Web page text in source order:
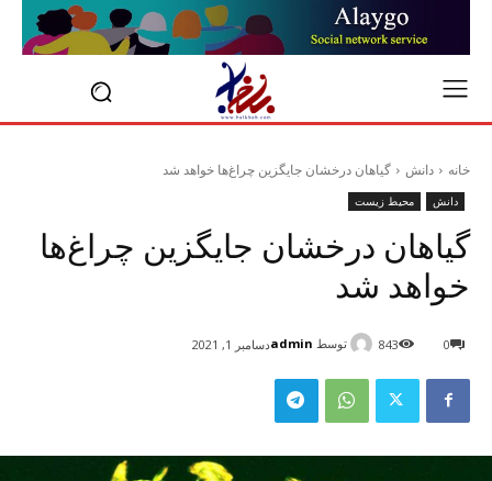
خانه دانش گیاهان درخشان جایگزین چراغ‌ها خواهد شد
دانش محیط زیست
گیاهان درخشان جایگزین چراغ‌ها
خواهد شد
توسط adminدسامبر 1, 2021 0
843